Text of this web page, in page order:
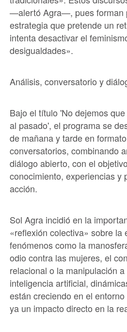
—alertó Agra—, pues forman
estrategia que pretende un
intenta desactivar el
desigualdades».
Análisis, conversatorio y
Bajo el título 'No dejemos
al pasado', el programa se
de mañana y tarde en
conversatorios, combinando
diálogo abierto, con el
conocimiento, experiencias y
acción.
Sol Agra incidió en la
«reflexión colectiva» sobre la
fenómenos como la
odio contra las mujeres, el
relacional o la manipulación
inteligencia artificial,
están creciendo en el
ya un impacto directo en la